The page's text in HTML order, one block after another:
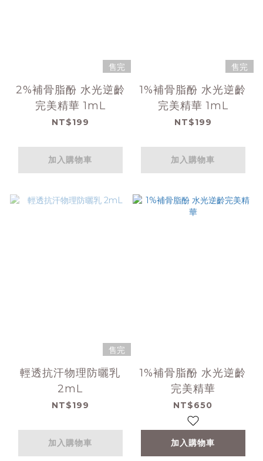
售完
2%補骨脂酚 水光逆齡
完美精華 1mL
NT$199
加入購物車
售完
1%補骨脂酚 水光逆齡
完美精華 1mL
NT$199
加入購物車
售完
輕透抗汗物理防曬乳
2mL
NT$199
加入購物車
1%補骨脂酚 水光逆齡
完美精華
NT$650
加入購物車